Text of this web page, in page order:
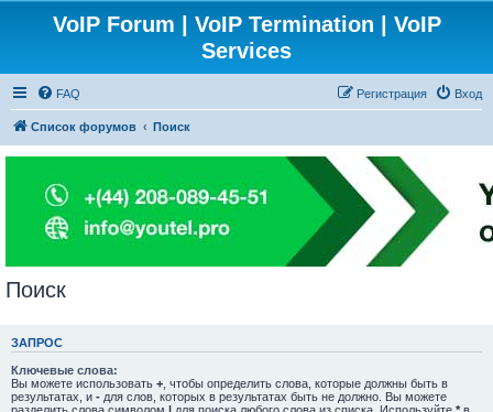
VoIP Forum | VoIP Termination | VoIP
Services
FAQ Вход
Регистрация
Список форумов Поиск
Поиск
ЗАПРОС
Ключевые слова:
Вы можете использовать + , чтобы определить слова, которые должны быть в
результатах, и - для слов, которых в результатах быть не должно. Вы можете
разделить слова символом | для поиска любого слова из списка. Используйте * в